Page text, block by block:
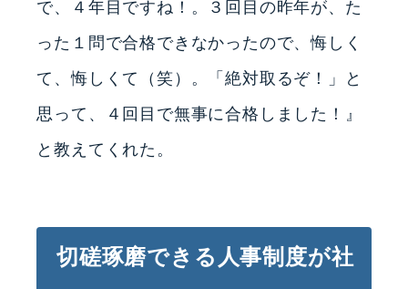
で、４年目ですね！。３回目の昨年が、た
った１問で合格できなかったので、悔しく
て、悔しくて（笑）。「絶対取るぞ！」と
思って、４回目で無事に合格しました！』
と教えてくれた。
切磋琢磨できる人事制度が社